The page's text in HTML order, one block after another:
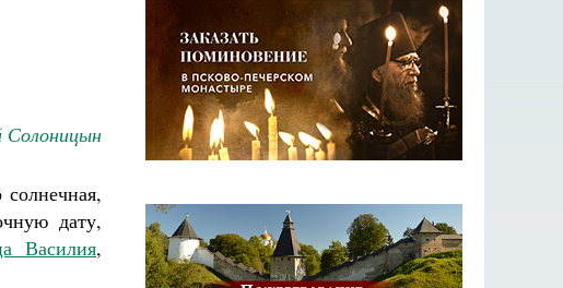
Солоницын
дату,
Василия,